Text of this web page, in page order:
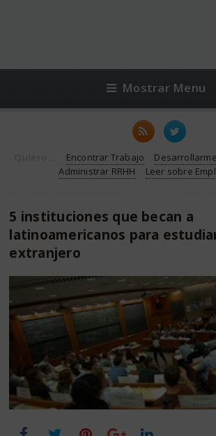
Mostrar Menu
Encontrar Trabajo
Administrar RRHH
Leer sobre
5 instituciones que becan a
latinoamericanos para
extranjero